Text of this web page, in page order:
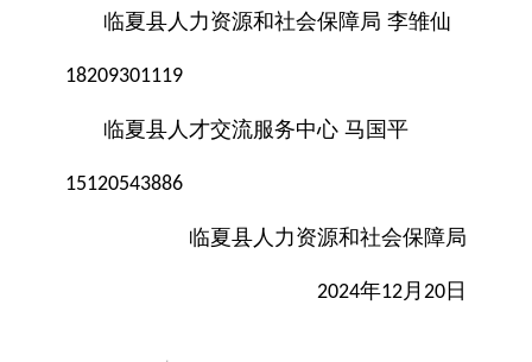
临夏县人力资源和社会保障局 李雏仙
18209301119
临夏县人才交流服务中心 马国平
15120543886
临夏县人力资源和社会保障局
2024年12月 20 日